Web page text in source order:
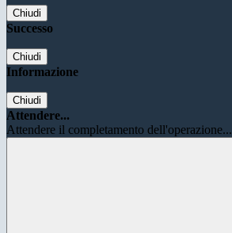
Chiudi
Successo
Chiudi
Informazione
Chiudi
Attendere...
Attendere il completamento dell'operazione...